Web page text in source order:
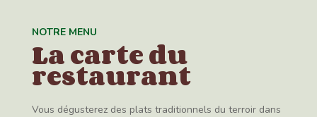
NOTRE MENU
La carte du
restaurant
Vous dégusterez des plats traditionnels du terroir dans